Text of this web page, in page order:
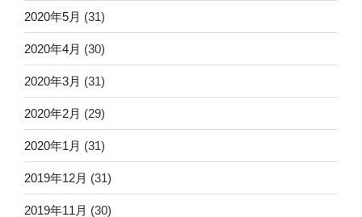
2020年5月 (31)
2020年4月 (30)
2020年3月 (31)
2020年2月 (29)
2020年1月 (31)
2019年12月 (31)
2019年11月 (30)